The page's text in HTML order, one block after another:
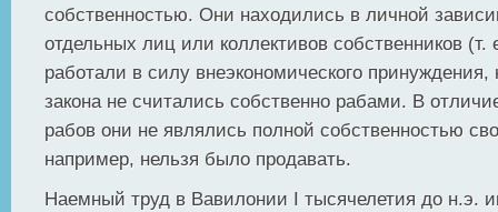
собственностью. Они находились в личной
отдельных лиц или коллективов собственников (т.
работали в силу внеэкономического принуждения,
закона не считались собственно рабами. В
рабов они не являлись полной собственностью
например, нельзя было продавать.
Наемный труд в Вавилонии I тысячелетия до н.э.